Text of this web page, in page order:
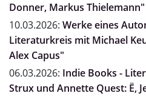
Donner, Markus Thielemann"
10.03.2026: Werke eines
Literaturkreis mit Michael
Alex Capus"
06.03.2026: Indie Books -
Strux und Annette Quest: Ë,